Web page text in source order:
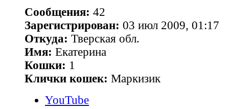
Сообщения: 42
Зарегистрирован: 03 июл 2009, 01:17
Откуда: Тверская обл.
Имя: Екатерина
Кошки: 1
Клички кошек: Маркизик
YouTube